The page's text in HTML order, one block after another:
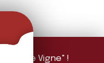
de Vigne" !